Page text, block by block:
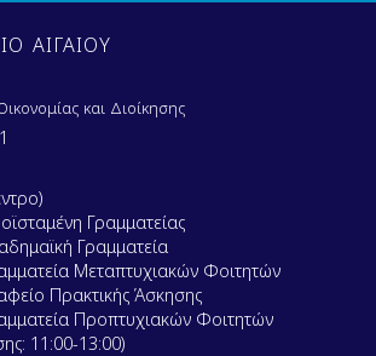
ΑΙΓΑΙΟΥ
και Διοίκησης
Γραμματείας
Γραμματεία
Μεταπτυχιακών Φοιτητών
Πρακτικής Άσκησης
Προπτυχιακών Φοιτητών
11:00-13:00)